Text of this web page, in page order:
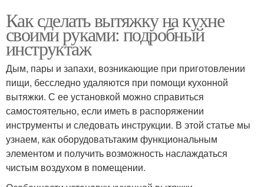
Как сделать вытяжку на кухне
своими руками: подробный
инструктаж
Дым, пары и запахи, возникающие при приготовлении
пищи, бесследно удаляются при помощи кухонной
вытяжки. С ее установкой можно справиться
самостоятельно, если иметь в распоряжении
инструменты и следовать инструкции. В этой статье мы
узнаем, как оборудоватьтаким функциональным
элементом и получить возможность наслаждаться
чистым воздухом в помещении.